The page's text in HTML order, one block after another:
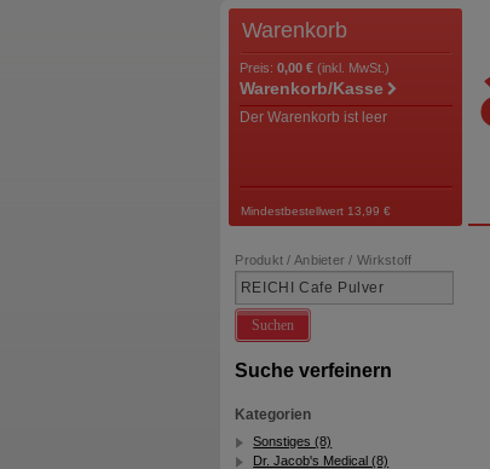
Warenkorb
Preis: 0,00 € (inkl. MwSt.)
Warenkorb/Kasse
Der Warenkorb ist leer
Mindestbestellwert 13,99 €
Produkt / Anbieter / Wirkstoff
Suchen
Suche verfeinern
Kategorien
Sonstiges (8)
Dr. Jacob's Medical (8)